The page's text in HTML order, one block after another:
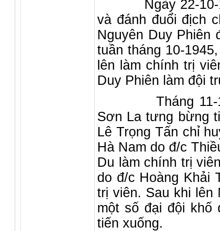
Ngày 22-10-
và đánh đuổi địch
Nguyên Duy Phiên
tuần tháng 10-
lên làm chính trị
Duy Phiên làm đội
Tháng 11-
Sơn La tưng bừng
Lê Trọng Tấn chỉ
Hà Nam do đ/c
Du làm chính trị
do đ/c Hoàng Khải
trị viên. Sau khi lên
một số đại đội
tiến xuống.